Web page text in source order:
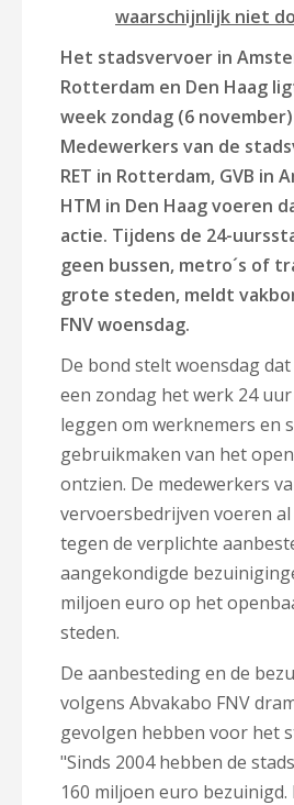
waarschijnlijk niet
Het stadsvervoer in
Rotterdam en Den Haag
week zondag (6
Medewerkers van de
RET in Rotterdam, GVB in
HTM in Den Haag voeren
actie. Tijdens de 24-
geen bussen, metro´s of
grote steden, meldt
FNV woensdag.
De bond stelt woensdag
een zondag het werk 24
leggen om werknemers en
gebruikmaken van het
ontzien. De medewerkers
vervoersbedrijven voeren
tegen de verplichte
aangekondigde
miljoen euro op het
steden.
De aanbesteding en de
volgens Abvakabo FNV
gevolgen hebben voor het
"Sinds 2004 hebben de
160 miljoen euro bezuinigd.